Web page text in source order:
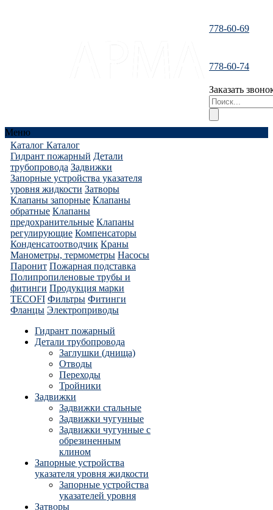
778-60-69
778-60-74
Заказать
Меню
Каталог Каталог
Гидрант пожарный Детали
трубопровода Задвижки
Запорные устройства указателя
уровня жидкости Затворы
Клапаны запорные Клапаны
обратные Клапаны
предохранительные Клапаны
регулирующие Компенсаторы
Конденсатоотводчик Краны
Манометры, термометры Насосы
Паронит Пожарная подставка
Полипропиленовые трубы и
фитинги Продукция марки
TECOFI Фильтры Фитинги
Фланцы Электроприводы
Гидрант пожарный
Детали трубопровода
Заглушки (днища)
Отводы
Переходы
Тройники
Задвижки
Задвижки стальные
Задвижки чугунные
Задвижки чугунные с
обрезиненным
клином
Запорные устройства
указателя уровня жидкости
Запорные устройства
указателей уровня
Затворы